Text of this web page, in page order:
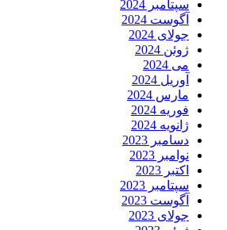
سپتامبر 2024
آگوست 2024
جولای 2024
ژوئن 2024
می 2024
آوریل 2024
مارس 2024
فوریه 2024
ژانویه 2024
دسامبر 2023
نوامبر 2023
اکتبر 2023
سپتامبر 2023
آگوست 2023
جولای 2023